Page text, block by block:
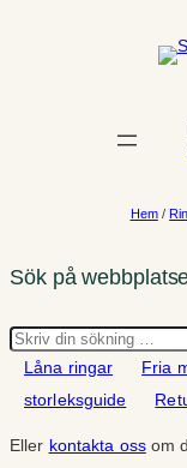
Hem/
Sök på
Sök
Låna ringar
Fria
storleksguide
Eller kontakta ossom